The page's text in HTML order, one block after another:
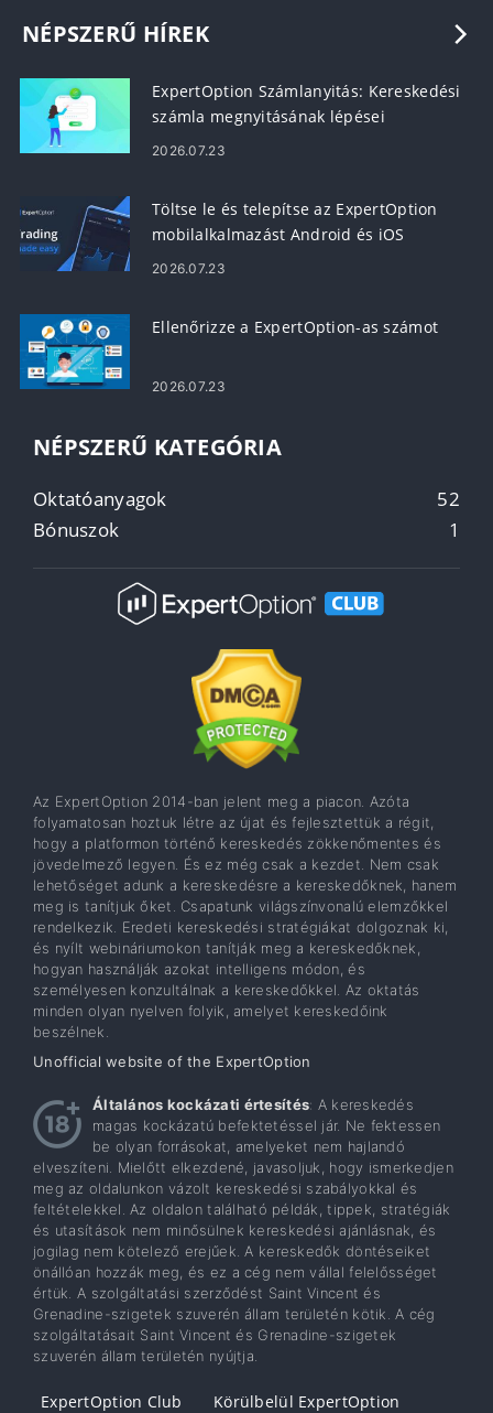
NÉPSZERŰ HÍREK
ExpertOption Számlanyitás: Kereskedési
számla megnyitásának lépései
2026.07.23
Töltse le és telepítse az ExpertOption
mobilalkalmazást Android és iOS
rendszerre
2026.07.23
Ellenőrizze a ExpertOption-as számot
2026.07.23
NÉPSZERŰ KATEGÓRIA
Oktatóanyagok
52
Bónuszok
1
Az ExpertOption 2014-ban jelent meg a piacon. Azóta
folyamatosan hoztuk létre az újat és fejlesztettük a régit,
hogy a platformon történő kereskedés zökkenőmentes és
jövedelmező legyen. És ez még csak a kezdet. Nem csak
lehetőséget adunk a kereskedésre a kereskedőknek, hanem
meg is tanítjuk őket. Csapatunk világszínvonalú elemzőkkel
rendelkezik. Eredeti kereskedési stratégiákat dolgoznak ki,
és nyílt webináriumokon tanítják meg a kereskedőknek,
hogyan használják azokat intelligens módon, és
személyesen konzultálnak a kereskedőkkel. Az oktatás
minden olyan nyelven folyik, amelyet kereskedőink
beszélnek.
Unofficial website of the ExpertOption
Általános kockázati értesítés: A kereskedés
magas kockázatú befektetéssel jár. Ne fektessen
be olyan forrásokat, amelyeket nem hajlandó
elveszíteni. Mielőtt elkezdené, javasoljuk, hogy ismerkedjen
meg az oldalunkon vázolt kereskedési szabályokkal és
feltételekkel. Az oldalon található példák, tippek, stratégiák
és utasítások nem minősülnek kereskedési ajánlásnak, és
jogilag nem kötelező erejűek. A kereskedők döntéseiket
önállóan hozzák meg, és ez a cég nem vállal felelősséget
értük. A szolgáltatási szerződést Saint Vincent és
Grenadine-szigetek szuverén állam területén kötik. A cég
szolgáltatásait Saint Vincent és Grenadine-szigetek
szuverén állam területén nyújtja.
ExpertOption Club Körülbelül ExpertOption